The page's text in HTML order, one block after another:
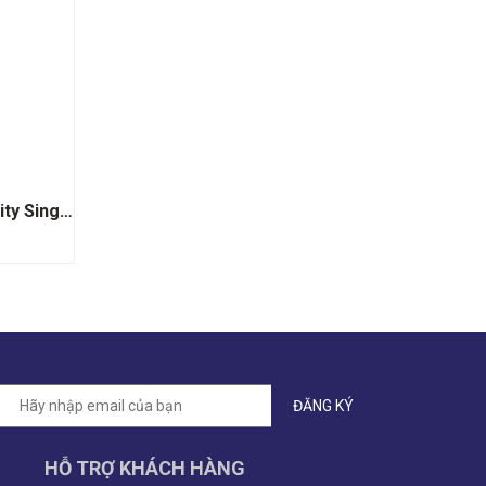
Rượu Mannochmore The Fruity Single Malt Whisky
HỖ TRỢ KHÁCH HÀNG